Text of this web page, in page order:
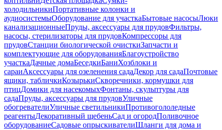
холодильникиПортативные колонки и
аудиосистемыОборудование для участкаБытовые насосыЛюки
канализационныеПруды, аксессуары для прудовФильтры,
насосы, стерилизаторы для прудовКомпрессоры для
прудовСтанции биологической очисткиЗапчасти и
комплектующие для оборудованияБлагоустройство
участкаДачные домаБеседкиБаниХозблоки и
сараиАксессуары для озеленения садаДекор для садаПочтовые
ящики, табличкиКозырькиСкворечники, кормушки для
птицДомики для насекомыхФонтаны, скульптуры для
садаПруды, аксессуары для прудовУличные
обогревателиУличные светильникиПротивогололедные
реагентыДекоративный щебеньСад и огородПоливочное
оборудованиеСадовые опрыскивателиШланги для дома и